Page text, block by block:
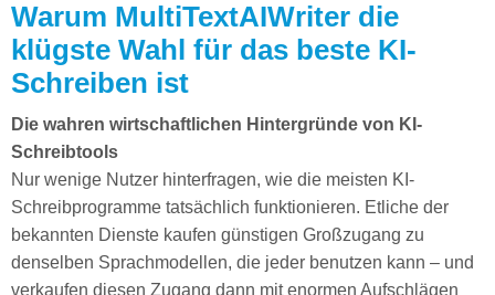
Warum MultiTextAIWriter die
klügste Wahl für das beste KI-
Schreiben ist
Die wahren wirtschaftlichen Hintergründe von KI-
Schreibtools
Nur wenige Nutzer hinterfragen, wie die meisten KI-
Schreibprogramme tatsächlich funktionieren. Etliche der
bekannten Dienste kaufen günstigen Großzugang zu
denselben Sprachmodellen, die jeder benutzen kann – und
verkaufen diesen Zugang dann mit enormen Aufschlägen